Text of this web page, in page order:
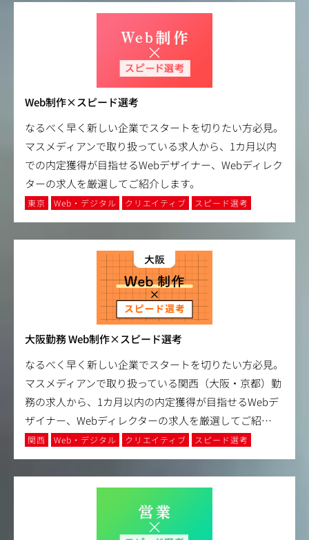
Web制作×スピード選考
なるべく早く新しい企業でスタートを切りたい方必見。
マスメディアンで取り扱っている求人から、1カ月以内
での内定獲得が目指せるWebデザイナー、Webディレク
ターの求人を厳選してご紹介します。
東京 Web・デジタル クリエイティブ スピード選考
大阪勤務 Web制作×スピード選考
なるべく早く新しい企業でスタートを切りたい方必見。
マスメディアンで取り扱っている関西（大阪・京都）勤
務の求人から、1カ月以内の内定獲得が目指せるWebデ
ザイナー、Webディレクターの求人を厳選してご紹…
関西 Web・デジタル クリエイティブ スピード選考